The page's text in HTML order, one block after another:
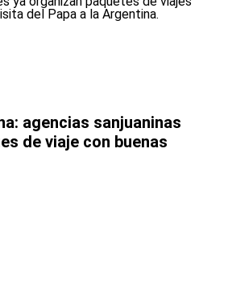
agencias sanjuaninas
de viaje con buenas